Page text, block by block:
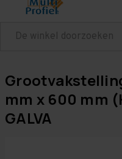
Zoeken
mm x 600 mm
GALVA